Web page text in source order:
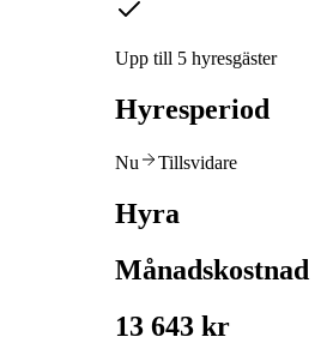
Upp till 5 hyresgäster
Hyresperiod
Nu Tillsvidare
Hyra
Månadskostnad
13 643 kr